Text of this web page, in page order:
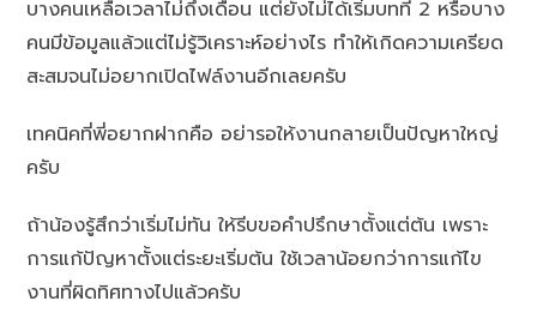
บางคนเหลือเวลาไม่ถึงเดือน แต่ยังไม่ได้เริ่มบทที่ 2 หรือบาง
คนมีข้อมูลแล้วแต่ไม่รู้วิเคราะห์อย่างไร ทำให้เกิดความเครียด
สะสมจนไม่อยากเปิดไฟล์งานอีกเลยครับ
เทคนิคที่พี่อยากฝากคือ อย่ารอให้งานกลายเป็นปัญหาใหญ่
ครับ
ถ้าน้องรู้สึกว่าเริ่มไม่ทัน ให้รีบขอคำปรึกษาตั้งแต่ต้น เพราะ
การแก้ปัญหาตั้งแต่ระยะเริ่มต้น ใช้เวลาน้อยกว่าการแก้ไข
งานที่ผิดทิศทางไปแล้วครับ